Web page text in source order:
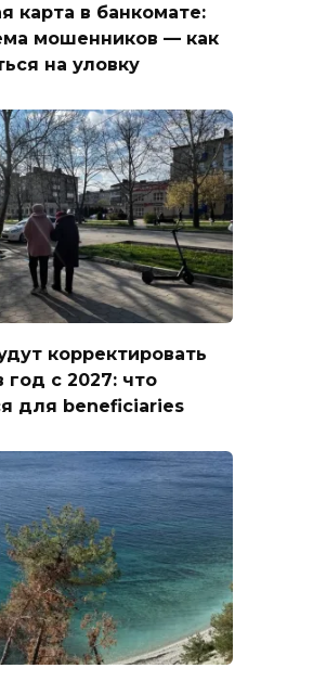
карта в банкомате:
мошенников — как
на уловку
корректировать
с 2027: что
для beneficiaries